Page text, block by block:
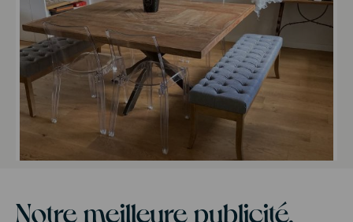
Notre meilleure publicité,